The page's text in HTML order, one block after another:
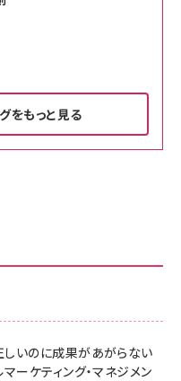
をもっと見る
06/24号 No.2500増刊
ン[王道エンタメの矜持／
ー保証5年 KLMEA128G
ルム iPhone 17 用 保護フィ
Phone17 (6.3インチ) 対応
ー保証5年 KLMEA128G
ド - Amazonロゴ - クラ
いのに成果があがらない
ーケティング・マネジメン